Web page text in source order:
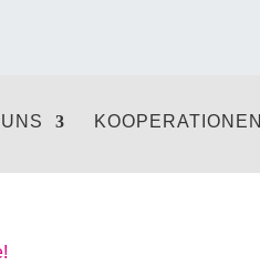
KOOPERATIONEN